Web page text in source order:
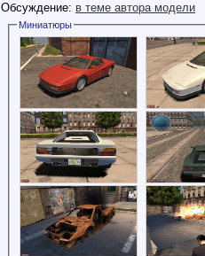
Обсуждение: в теме автора модели
Миниатюры